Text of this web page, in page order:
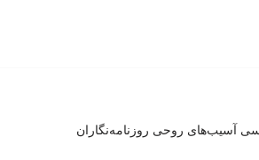
آسیب‌های روحی روزنامه‌نگاران